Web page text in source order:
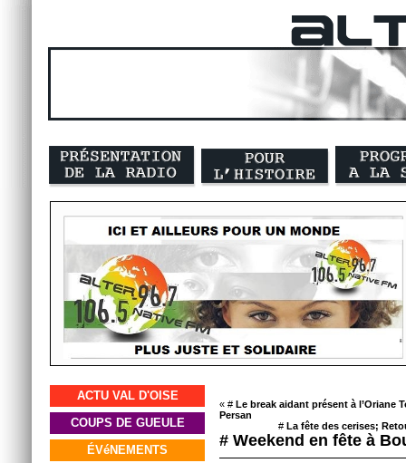
ACTU VAL D'OISE
COUPS DE GUEULE
ÉVéNEMENTS
« # Le break aidant présent à l’Oriane
Persan
# La fête des cerises;
# Weekend en fête à